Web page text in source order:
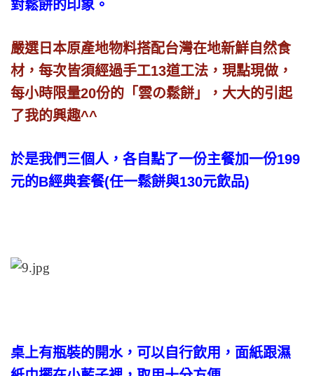
對鬆餅的印象。
嚴選日本原產地物料搭配台灣在地新鮮自然食
材，每次皆須經過手工13道工法，現點現做，
每小時限量20份的「雲の鬆餅」，大大的引起
了我的興趣^^
於是我們三個人，各自點了一份主餐加一份199
元的B經典套餐(任一鬆餅與130元飲品)
桌上有瓶裝的開水，可以自行飲用，面紙跟濕